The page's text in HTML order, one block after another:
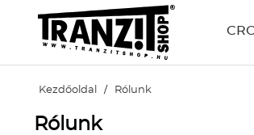
Kezdőoldal / Rólunk
Rólunk